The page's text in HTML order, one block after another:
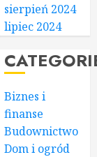
sierpień 2024
lipiec 2024
Biznes i
finanse
Budownictwo
Dom i ogród